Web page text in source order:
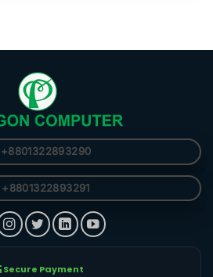
+8801322893290
+8801322893291
Secure Payment